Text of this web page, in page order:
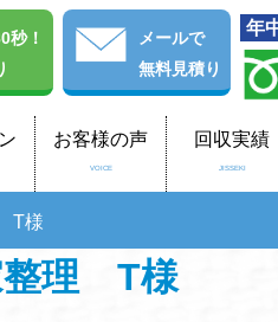
秒！
メールで
無料見積り
年
お客様の声
VOICE
回収実績
JISSEKI
T様
整理 T様